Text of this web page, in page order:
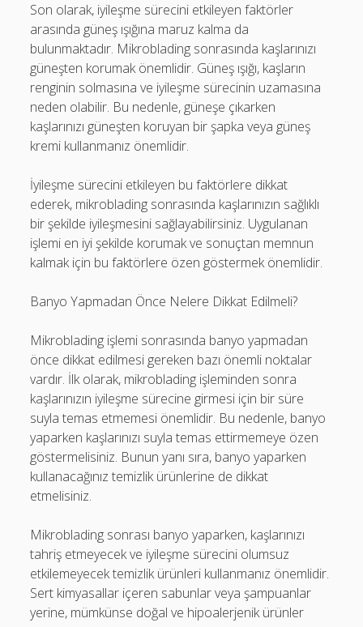
Son olarak, iyileşme sürecini etkileyen faktörler
arasında güneş ışığına maruz kalma da
bulunmaktadır. Mikroblading sonrasında kaşlarınızı
güneşten korumak önemlidir. Güneş ışığı, kaşların
renginin solmasına ve iyileşme sürecinin uzamasına
neden olabilir. Bu nedenle, güneşe çıkarken
kaşlarınızı güneşten koruyan bir şapka veya güneş
kremi kullanmanız önemlidir.
İyileşme sürecini etkileyen bu faktörlere dikkat
ederek, mikroblading sonrasında kaşlarınızın sağlıklı
bir şekilde iyileşmesini sağlayabilirsiniz. Uygulanan
işlemi en iyi şekilde korumak ve sonuçtan memnun
kalmak için bu faktörlere özen göstermek önemlidir.
Banyo Yapmadan Önce Nelere Dikkat Edilmeli?
Mikroblading işlemi sonrasında banyo yapmadan
önce dikkat edilmesi gereken bazı önemli noktalar
vardır. İlk olarak, mikroblading işleminden sonra
kaşlarınızın iyileşme sürecine girmesi için bir süre
suyla temas etmemesi önemlidir. Bu nedenle, banyo
yaparken kaşlarınızı suyla temas ettirmemeye özen
göstermelisiniz. Bunun yanı sıra, banyo yaparken
kullanacağınız temizlik ürünlerine de dikkat
etmelisiniz.
Mikroblading sonrası banyo yaparken, kaşlarınızı
tahriş etmeyecek ve iyileşme sürecini olumsuz
etkilemeyecek temizlik ürünleri kullanmanız önemlidir.
Sert kimyasallar içeren sabunlar veya şampuanlar
yerine, mümkünse doğal ve hipoalerjenik ürünler